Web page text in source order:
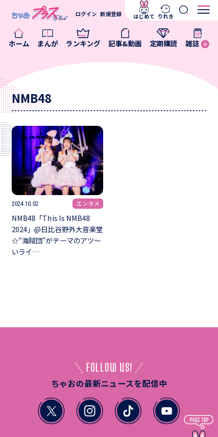
ホーム まんが ランキング 記事&動画 定期購読 雑誌
ログイン 新規登録 はじめて りれき
NMB48
2024.10.02 エンタメ
NMB48「This Is NMB48
2024」@日比谷野外大音楽堂
☆“海賊団”がテーマのアツ～
いライ…
FOLLOW US!
ちゃおの最新ニュースを配信中